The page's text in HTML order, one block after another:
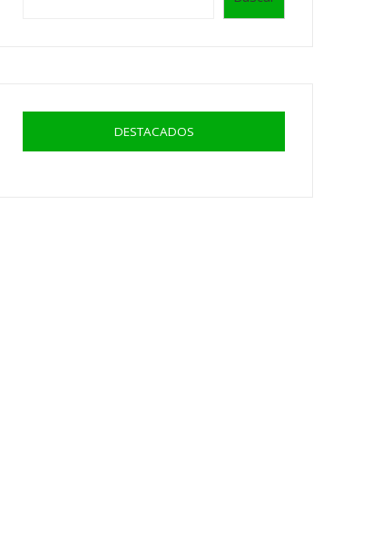
DESTACADOS